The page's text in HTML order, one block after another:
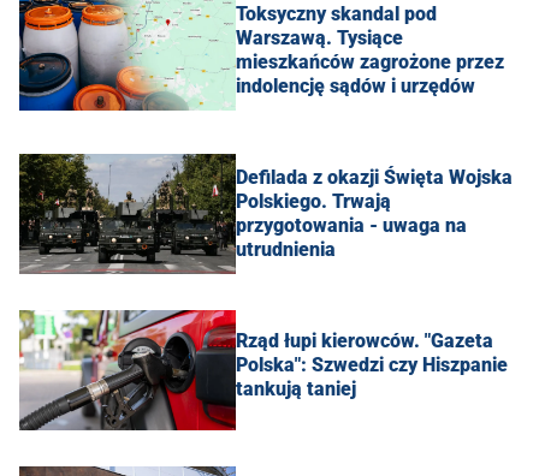
Toksyczny skandal pod
Warszawą. Tysiące
mieszkańców zagrożone przez
indolencję sądów i urzędów
Defilada z okazji Święta Wojska
Polskiego. Trwają
przygotowania - uwaga na
utrudnienia
Rząd łupi kierowców. "Gazeta
Polska": Szwedzi czy Hiszpanie
tankują taniej